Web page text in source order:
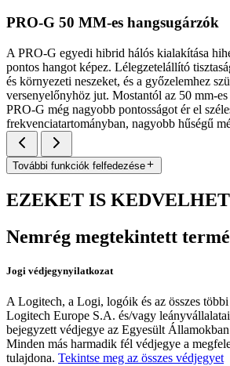
PRO-G 50 MM-es hangsugárzók
A PRO-G egyedi hibrid hálós kialakítása
pontos hangot képez. Lélegzetelállító
és környezeti neszeket, és a győzelemhez
versenyelőnyhöz jut. Mostantól az 50 mm-
PRO-G még nagyobb pontosságot ér el
frekvenciatartományban, nagyobb hűségű
További funkciók felfedezése
EZEKET IS
Nemrég megtekintett
Jogi védjegynyilatkozat
A Logitech, a Logi, logóik és az összes
Logitech Europe S.A. és/vagy
bejegyzett védjegye az Egyesült Államokban
Minden más harmadik fél védjegye a
tulajdona. Tekintse meg az összes védjegyet